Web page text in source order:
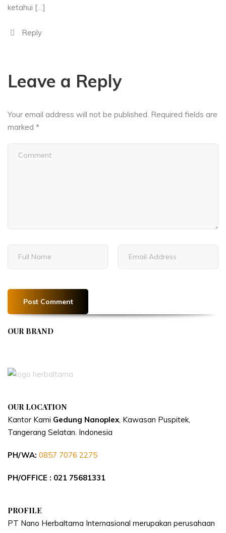
ketahui […]
Reply
Leave a Reply
Your email address will not be published. Required fields are
marked *
OUR BRAND
OUR LOCATION
Kantor Kami Gedung Nanoplex, Kawasan Puspitek,
Tangerang Selatan. Indonesia
PH/WA: 0857 7076 2275
PH/OFFICE : 021 75681331
PROFILE
PT Nano Herbaltama Internasional merupakan perusahaan